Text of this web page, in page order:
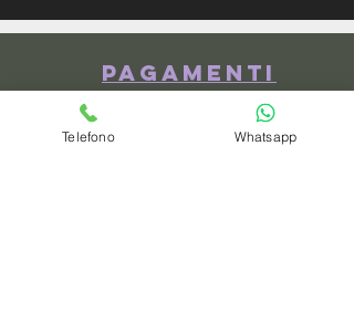
Pagamenti
Telefono Whatsapp